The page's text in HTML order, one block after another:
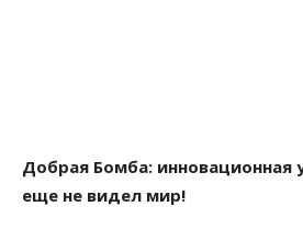
Добрая Бомба: инновационная
еще не видел мир!